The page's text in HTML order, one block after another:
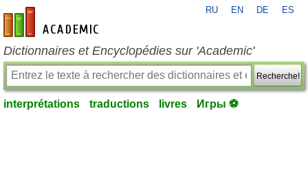
fr-academic.com
RU EN DE ES
Dictionnaires et Encyclopédies sur 'Academic'
Recherche!
interprétations traductions livres Игры ⚽